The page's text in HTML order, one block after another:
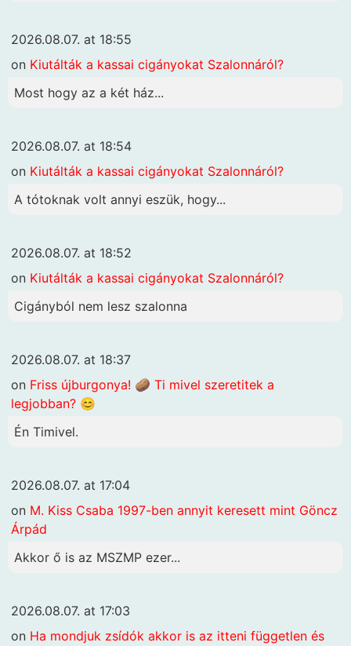
2026.08.07. at 18:55
on Kiutálták a kassai cigányokat Szalonnáról?
Most hogy az a két ház...
2026.08.07. at 18:54
on Kiutálták a kassai cigányokat Szalonnáról?
A tótoknak volt annyi eszük, hogy...
2026.08.07. at 18:52
on Kiutálták a kassai cigányokat Szalonnáról?
Cigányból nem lesz szalonna
2026.08.07. at 18:37
on Friss újburgonya! 🥔 Ti mivel szeretitek a
legjobban? 😊
Én Timivel.
2026.08.07. at 17:04
on M. Kiss Csaba 1997-ben annyit keresett mint Göncz
Árpád
Akkor ő is az MSZMP ezer...
2026.08.07. at 17:03
on Ha mondjuk zsídók akkor is az itteni független és